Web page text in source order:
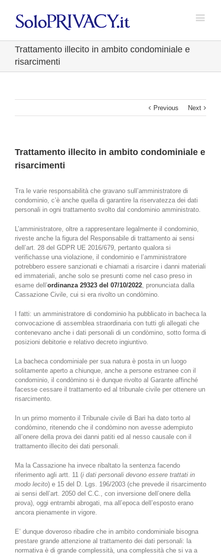
Trattamento illecito in ambito condominiale e
risarcimenti
Previous Next
Trattamento illecito in ambito condominiale e
risarcimenti
Tra le varie responsabilità che gravano sull’amministratore di
condominio, c’è anche quella di garantire la riservatezza dei dati
personali in ogni trattamento svolto dal condominio amministrato.
L’amministratore, oltre a rappresentare legalmente il condominio,
riveste anche la figura del Responsabile di trattamento ai sensi
dell’art. 28 del GDPR UE 2016/679, pertanto qualora si
verifichasse una violazione, il condominio e l’amministratore
potrebbero essere sanzionati e chiamati a risarcire i danni materiali
ed immateriali, anche solo se presunti come nel caso preso in
esame dell’ordinanza 29323 del 07/10/2022, pronunciata dalla
Cassazione Civile, cui si era rivolto un condòmino.
I fatti: un amministratore di condominio ha pubblicato in bacheca la
convocazione di assemblea straordinaria con tutti gli allegati che
contenevano anche i dati personali di un condòmino, sotto forma di
posizioni debitorie e relativo decreto ingiuntivo.
La bacheca condominiale per sua natura è posta in un luogo
solitamente aperto a chiunque, anche a persone estranee con il
condominio, il condòmino si è dunque rivolto al Garante affinché
facesse cessare il trattamento ed al tribunale civile per ottenere un
risarcimento.
In un primo momento il Tribunale civile di Bari ha dato torto al
condòmino, ritenendo che il condòmino non avesse adempiuto
all’onere della prova dei danni patiti ed al nesso causale con il
trattamento illecito dei dati personali.
Ma la Cassazione ha invece ribaltato la sentenza facendo
riferimento agli artt. 11 (i dati personali devono essere trattati in
modo lecito) e 15 del D. Lgs. 196/2003 (che prevede il risarcimento
ai sensi dell’art. 2050 del C.C., con inversione dell’onere della
prova), oggi entrambi abrogati, ma all’epoca dell’esposto erano
ancora pienamente in vigore.
E’ dunque doveroso ribadire che in ambito condominiale bisogna
prestare grande attenzione al trattamento dei dati personali: la
normativa è di grande complessità, una complessità che si va a